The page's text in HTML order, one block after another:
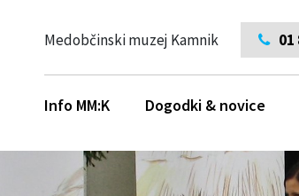
Medobčinski muzej Kamnik 01
Info MM:K Dogodki & novice